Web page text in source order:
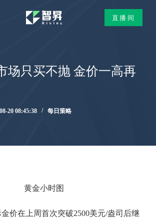
直播间
场只买不抛 金价一高再
20 08:45:38 每日策略
黄金小时图
价在上周首次突破2500美元/盎司后继